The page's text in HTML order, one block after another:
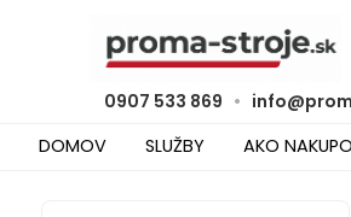
0907 533 869 •
DOMOV SLUŽBY AKO